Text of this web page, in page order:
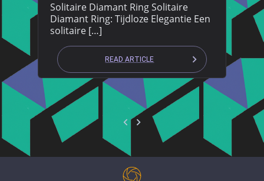
Solitaire Diamant Ring Solitaire
Diamant Ring: Tijdloze Elegantie Een
solitaire […]
READ ARTICLE